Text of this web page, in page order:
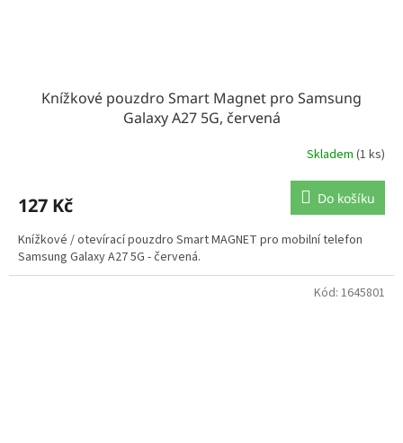
Knížkové pouzdro Smart Magnet pro Samsung
Galaxy A27 5G, červená
Skladem (1 ks)
127 Kč Do košíku
Knížkové / otevírací pouzdro Smart MAGNET pro mobilní telefon
Samsung Galaxy A27 5G - červená.
Kód: 1645801